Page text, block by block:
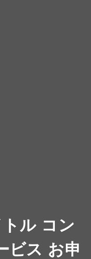
ル コン
ビス お申